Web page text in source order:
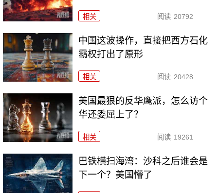
相关 阅读 20792
中国这波操作，直接把西方石化
霸权打出了原形
相关 阅读 20428
美国最狠的反华鹰派，怎么访个
华还委屈上了？
相关 阅读 19261
巴铁横扫海湾：沙科之后谁会是
下一个？美国懵了